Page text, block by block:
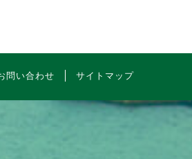
問い合わせ サイトマップ